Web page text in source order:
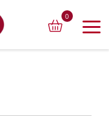
0